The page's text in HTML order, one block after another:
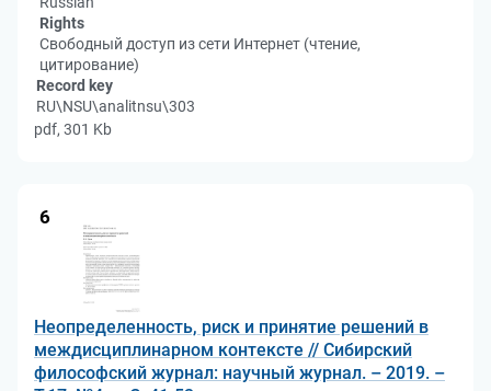
Rights
Свободный доступ из сети Интернет (чтение,
цитирование)
Record key
RU\NSU\analitnsu\303
pdf, 301 Kb
6
Неопределенность, риск и принятие решений в
междисциплинарном контексте // Сибирский
философский журнал: научный журнал. – 2019. –